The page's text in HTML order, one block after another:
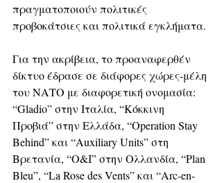
πραγματοποιούν πολιτικές
προβοκάτσιες και πολιτικά εγκλήματα.
Για την ακρίβεια, το προαναφερθέν
δίκτυο έδρασε σε διάφορες χώρες-μέλη
του ΝΑΤΟ με διαφορετική ονομασία:
“Gladio” στην Ιταλία, “Κόκκινη
Προβιά” στην Ελλάδα, “Operation Stay
Behind” και “Auxiliary Units” στη
Βρετανία, “O&I” στην Ολλανδία, “Plan
Bleu”, “La Rose des Vents” και “Arc-en-